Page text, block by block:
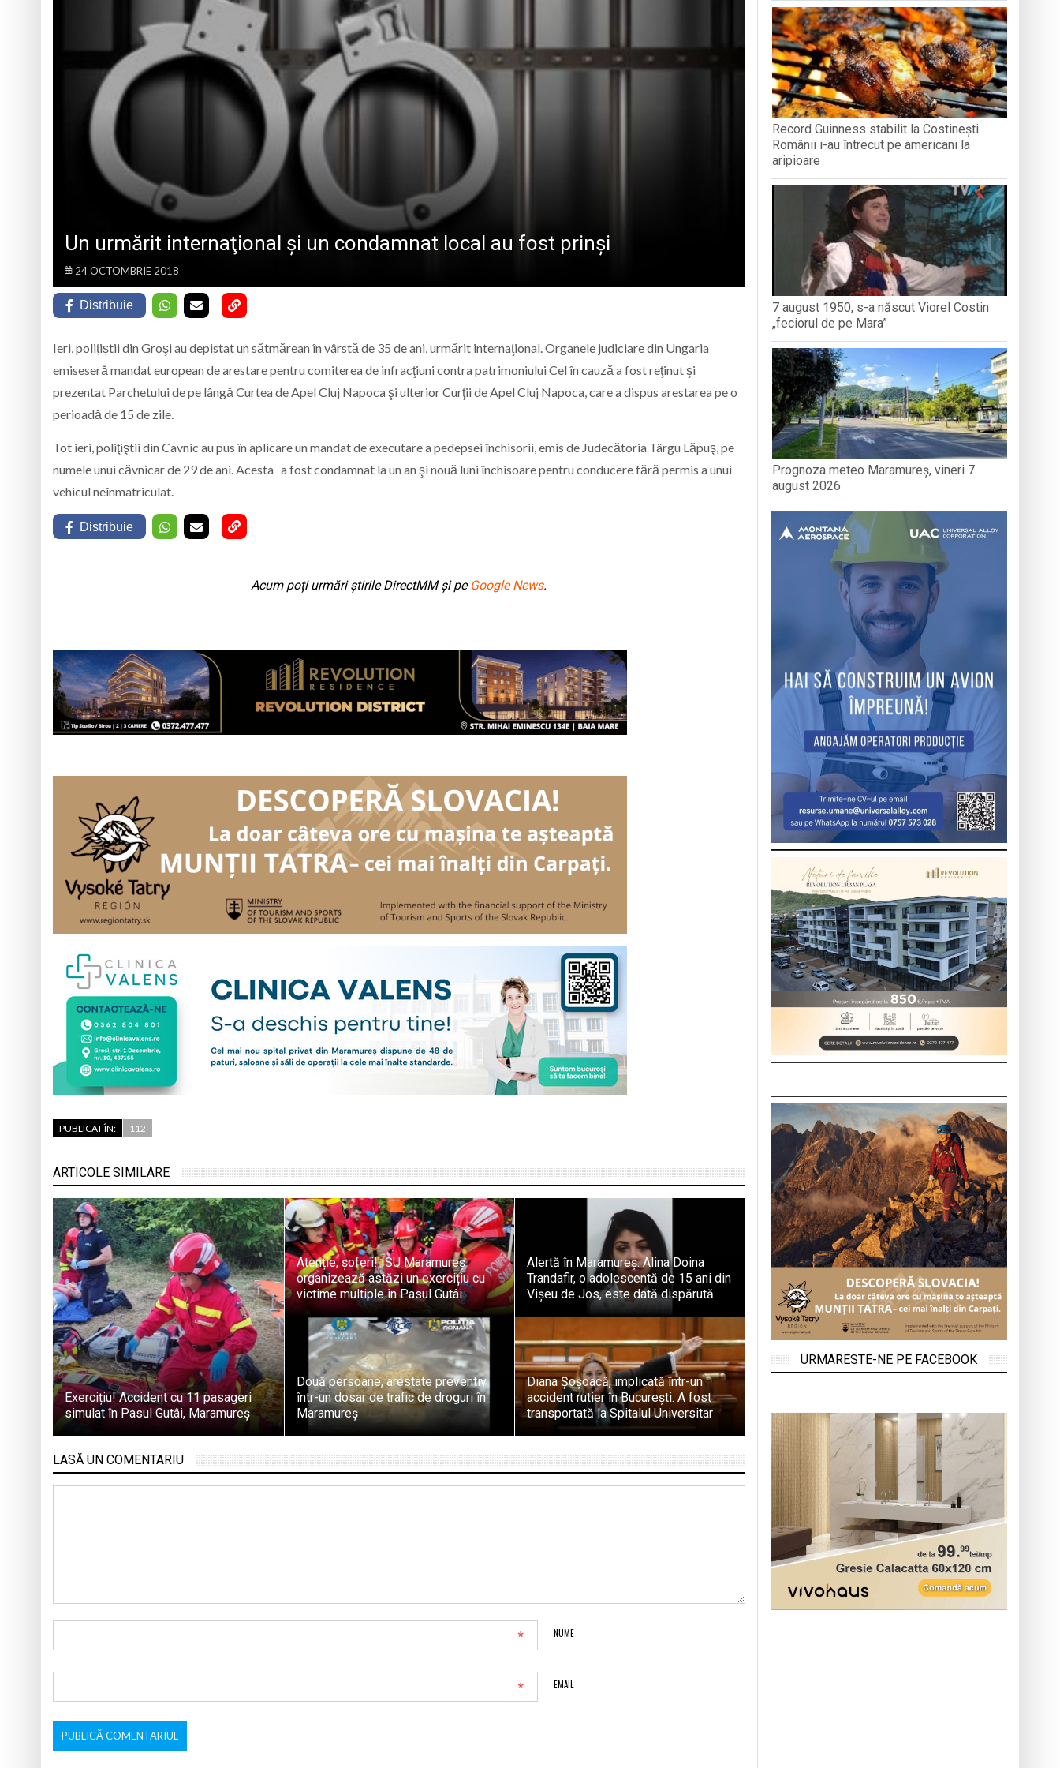
Urmează o duminică plină de muzică, dans și sport pe Câmpul Tineretului din Baia Mare
Caravana Cloud Regional Nord-Vest în Baia Mare: Un pas spre digitalizarea administrației publice
Trei seri despre gândire, emoții și sănătate, la Vișeu de Sus
Eveniment special la Baia Mare, la 570 de ani de la moartea lui Iancu de Hunedoara
Un urmărit internaţional și un condamnat local au fost prinși
24 OCTOMBRIE 2018
Distribuie
Ieri, polițiștii din Groşi au depistat un sătmărean în vârstă de 35 de ani, urmărit internaţional. Organele judiciare din Ungaria
emiseseră mandat european de arestare pentru comiterea de infracţiuni contra patrimoniului Cel în cauză a fost reţinut şi
prezentat Parchetului de pe lângă Curtea de Apel Cluj Napoca şi ulterior Curţii de Apel Cluj Napoca, care a dispus arestarea pe o
perioadă de 15 de zile.
Tot ieri, poliţiştii din Cavnic au pus în aplicare un mandat de executare a pedepsei închisorii, emis de Judecătoria Târgu Lăpuş, pe
numele unui căvnicar de 29 de ani. Acesta a fost condamnat la un an şi nouă luni închisoare pentru conducere fără permis a unui
vehicul neînmatriculat.
Distribuie
Acum poți urmări știrile DirectMM și pe Google News.
PUBLICAT ÎN: 112
ARTICOLE SIMILARE
Exercițiu! Accident cu 11 pasageri
simulat în Pasul Gutâi, Maramureș
Atenție, șoferi! ISU Maramureș
organizează astăzi un exercițiu cu
victime multiple în Pasul Gutâi
Alertă în Maramureș: Alina Doina
Trandafir, o adolescentă de 15 ani din
Vișeu de Jos, este dată dispărută
Două persoane, arestate preventiv
într-un dosar de trafic de droguri în
Maramureș
Diana Șoșoacă, implicată într-un
accident rutier în București. A fost
transportată la Spitalul Universitar
LASĂ UN COMENTARIU
NUME
*
EMAIL
*
Record Guinness stabilit la Costinești.
Românii i-au întrecut pe americani la
aripioare
7 august 1950, s-a născut Viorel Costin
„feciorul de pe Mara”
Prognoza meteo Maramureș, vineri 7
august 2026
URMARESTE-NE PE FACEBOOK